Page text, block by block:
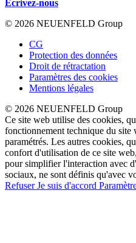
Écrivez-nous
© 2026 NEUENFELD Group
CG
Protection des données
Droit de rétractation
Paramètres des cookies
Mentions légales
© 2026 NEUENFELD Group
Ce site web utilise des cookies,
fonctionnement technique du site
paramétrés. Les autres cookies,
confort d'utilisation de ce site
pour simplifier l'interaction avec
sociaux, ne sont définis qu'avec
RefuserJe suis d'accord